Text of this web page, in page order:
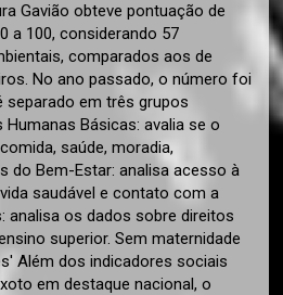
Gavião obteve pontuação de
a 100, considerando 57
comparados aos de
No ano passado, o número foi
separado em três grupos
Básicas: avalia se o
saúde, moradia,
do Bem-Estar: analisa acesso à
saudável e contato com a
analisa os dados sobre direitos
superior. Sem maternidade
Além dos indicadores sociais
em destaque nacional, o